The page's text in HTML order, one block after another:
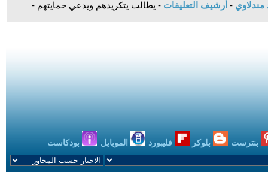
مندلاوي - أرشيف التعليقات - يطالب يتكريدهم ويدعي حمايتهم -
بنترست بلوكر فليبورد الموبايل بودكاست